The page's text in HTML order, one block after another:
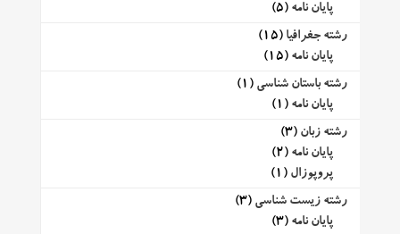
پایان نامه (5)
رشته جغرافیا (15)
پایان نامه (15)
رشته باستان شناسی (1)
پایان نامه (1)
رشته زبان (3)
پایان نامه (2)
پروپوزال (1)
رشته زیست شناسی (3)
پایان نامه (3)